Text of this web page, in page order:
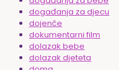
događanja za djecu
dojenče
dokumentarni film
dolazak bebe
dolazak djeteta